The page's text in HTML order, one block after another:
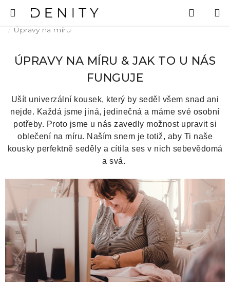
na
obsah
Hledat
Domů
Úpravy na míru
ÚPRAVY NA MÍRU & JAK TO U NÁS
FUNGUJE
Ušít univerzální kousek, který by seděl všem snad ani
nejde. Každá jsme jiná, jedinečná a máme své osobní
potřeby. Proto jsme u nás zavedly možnost upravit si
oblečení na míru. Naším snem je totiž, aby Ti naše
kousky perfektně seděly a cítila ses v nich sebevědomá
a svá.